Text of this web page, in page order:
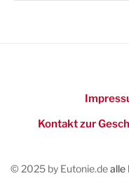
Kontakt zur
© 2025 by Eutonie.dealle